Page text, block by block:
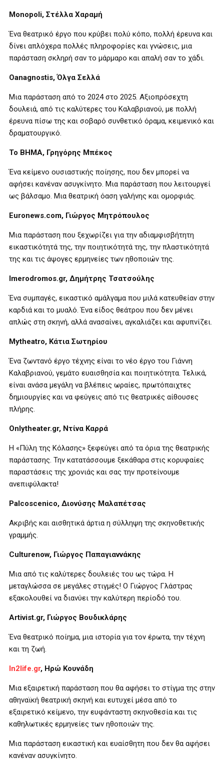
Monopoli, Στέλλα Χαραμή
Ένα θεατρικό έργο που κρύβει πολύ κόπο, πολλή έρευνα και
δίνει απλόχερα πολλές πληροφορίες και γνώσεις, μια
παράσταση σκληρή σαν το μάρμαρο και απαλή σαν το χάδι.
Oanagnostis, Όλγα Σελλά
Μια παράσταση από το 2024 στο 2025. Αξιοπρόσεχτη
δουλειά, από τις καλύτερες του Καλαβριανού, με πολλή
έρευνα πίσω της και σοβαρό συνθετικό όραμα, κειμενικό και
δραματουργικό.
Το ΒΗΜΑ, Γρηγόρης Μπέκος
Ένα κείμενο ουσιαστικής ποίησης, που δεν μπορεί να
αφήσει κανέναν ασυγκίνητο. Μια παράσταση που λειτουργεί
ως βάλσαμο. Μια θεατρική όαση γαλήνης και ομορφιάς.
Euronews.com, Γιώργος Μητρόπουλος
Μια παράσταση που ξεχωρίζει για την αδιαμφισβήτητη
εικαστικότητά της, την ποιητικότητά της, την πλαστικότητά
της και τις άψογες ερμηνείες των ηθοποιών της.
Imerodromos.gr, Δημήτρης Τσατσούλης
Ένα συμπαγές, εικαστικό αμάλγαμα που μιλά κατευθείαν στην
καρδιά και το μυαλό. Ένα είδος θεάτρου που δεν μένει
απλώς στη σκηνή, αλλά ανασαίνει, αγκαλιάζει και αφυπνίζει.
Mytheatro, Κάτια Σωτηρίου
Ένα ζωντανό έργο τέχνης είναι το νέο έργο του Γιάννη
Καλαβριανού, γεμάτο ευαισθησία και ποιητικότητα. Τελικά,
είναι ανάσα μεγάλη να βλέπεις ωραίες, πρωτόπαιχτες
δημιουργίες και να φεύγεις από τις θεατρικές αίθουσες
πλήρης.
Onlytheater.gr, Ντίνα Καρρά
Η «Πύλη της Κόλασης» ξεφεύγει από τα όρια της θεατρικής
παράστασης. Την κατατάσσουμε ξεκάθαρα στις κορυφαίες
παραστάσεις της χρονιάς και σας την προτείνουμε
ανεπιφύλακτα!
Palcoscenico, Διονύσης Μαλαπέτσας
Ακριβής και αισθητικά άρτια η σύλληψη της σκηνοθετικής
γραμμής.
Culturenow, Γιώργος Παπαγιαννάκης
Μια από τις καλύτερες δουλειές του ως τώρα. Η
μεταγλώσσα σε μεγάλες στιγμές! Ο Γιώργος Γλάστρας
εξακολουθεί να διανύει την καλύτερη περίοδό του.
Artivist.gr, Γιώργος Βουδικλάρης
Ένα θεατρικό ποίημα, μια ιστορία για τον έρωτα, την τέχνη
και τη ζωή.
In2life.gr, Ηρώ Κουνάδη
Mια εξαιρετική παράσταση που θα αφήσει το στίγμα της στην
αθηναϊκή θεατρική σκηνή και ευτυχεί μέσα από το
εξαιρετικό κείμενο, την ευφάνταστη σκηνοθεσία και τις
καθηλωτικές ερμηνείες των ηθοποιών της.
Μια παράσταση εικαστική και ευαίσθητη που δεν θα αφήσει
κανέναν ασυγκίνητο.